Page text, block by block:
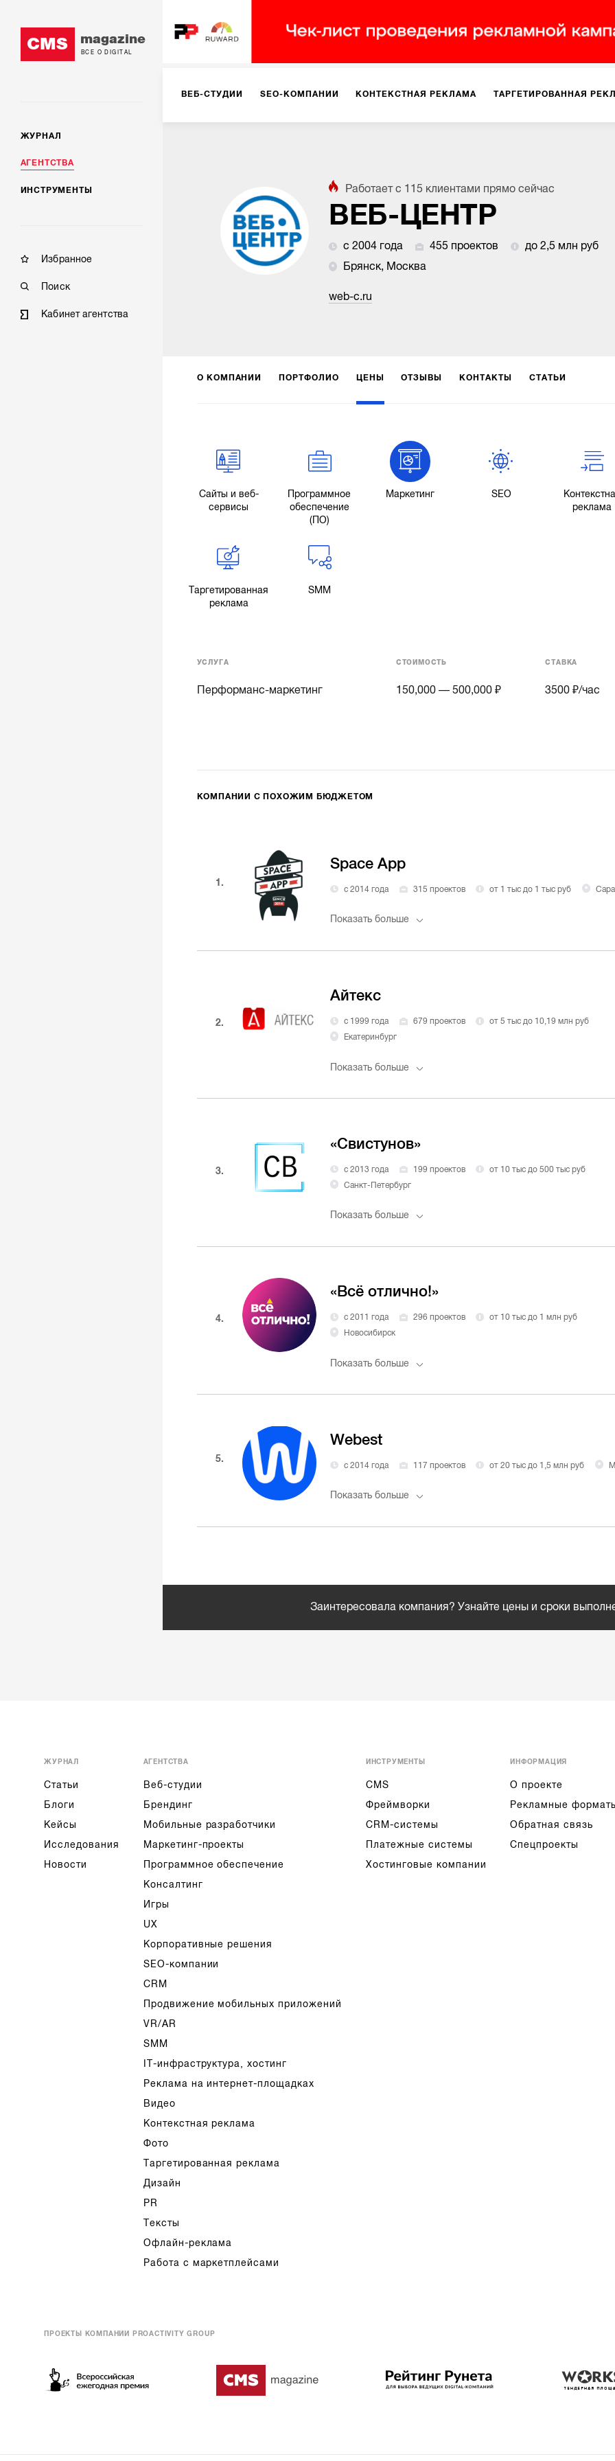
CMS magazine
ВСЕ О DIGITAL
ЖУРНАЛ
АГЕНТСТВА
ИНСТРУМЕНТЫ
Избранное
Поиск
Кабинет агентства
ВЕБ-СТУДИИ SEO-КОМПАНИИ КОНТЕКСТНАЯ РЕКЛАМА ТАРГЕТИРОВАННАЯ
РЕКЛАМА НА ИНТЕРНЕТ-ПЛОЩАДКАХ РАБОТА С МАРКЕТПЛЕЙСАМИ
КОНСАЛТИНГ VR/AR
Работает с 115 клиентами прямо сейчас
ВЕБ-ЦЕНТР
с 2004 года 455 проектов
до 2,5 млн руб
Брянск, Москва
web-c.ru
О КОМПАНИИ ПОРТФОЛИО ЦЕНЫ ОТЗЫВЫ КОНТАКТЫ СТАТЬИ
Сайты и веб-
сервисы
Программное
обеспечение
(ПО)
Маркетинг SEO
реклама
Таргетированная
реклама
SMM
УСЛУГА СТОИМОСТЬ СТАВКА
Перформанс-маркетинг 150,000 — 500,000 ₽ 3500 ₽/час
КОМПАНИИ С ПОХОЖИМ БЮДЖЕТОМ
1.
Space App
с 2014 года 315 проектов от 1 тыс до 1 тыс руб
Показать больше
2.
Айтекс
с 1999 года 679 проектов
от 5 тыс до 10,19 млн руб
Екатеринбург
Показать больше
3.
«Свистунов»
с 2013 года 199 проектов
от 10 тыс до 500 тыс руб
Санкт-Петербург
Показать больше
4.
«Всё отлично!»
с 2011 года 296 проектов
от 10 тыс до 1 млн руб
Новосибирск
Показать больше
5.
Webest
с 2014 года 117 проектов от 20 тыс до 1,5 млн руб
Показать больше
Заинтересовала компания? Узнайте цены и сроки
ЖУРНАЛ
Статьи
Блоги
Кейсы
Исследования
Новости
АГЕНТСТВА
Веб-студии
Брендинг
Мобильные разработчики
Маркетинг-проекты
Программное обеспечение
Консалтинг
Игры
UX
Корпоративные решения
SEO-компании
CRM
Продвижение мобильных приложений
VR/AR
SMM
IT-инфраструктура, хостинг
Реклама на интернет-площадках
Видео
Контекстная реклама
Фото
Таргетированная реклама
Дизайн
PR
Тексты
Офлайн-реклама
Работа с маркетплейсами
ИНСТРУМЕНТЫ
CMS
Фреймворки
CRM-системы
Платежные системы
Хостинговые компании
ИНФОРМАЦИЯ
О проекте
Рекламные
Обратная связь
Спецпроекты
ПРОЕКТЫ КОМПАНИИ PROACTIVITY GROUP